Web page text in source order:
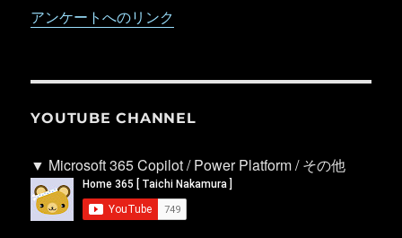
アンケートへのリンク
YOUTUBE CHANNEL
▼ Microsoft 365 Copilot / Power Platform / その他